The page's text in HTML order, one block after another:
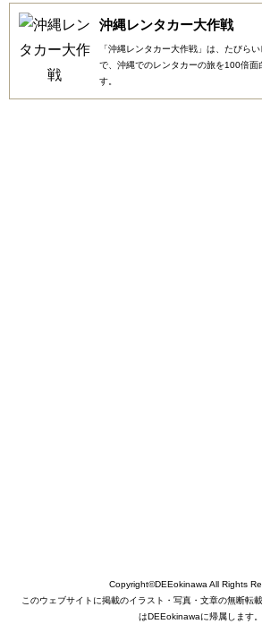
沖縄レンタカー大作戦
「沖縄レンタカー大作戦」は、たびら
で、沖縄でのレンタカーの旅を100倍面
す。
Copyright©DEEokinawa All Rights
このウェブサイトに掲載のイラスト・写真・文章の無断転
はDEEokinawaに帰属します。